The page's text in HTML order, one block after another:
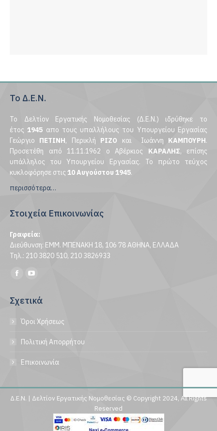
Το Δ.Ε.Ν.
Το Δελτίον Εργατικής Νομοθεσίας (Δ.Ε.Ν.) ιδρύθηκε το
έτος1945 απο τους υπαλλήλους του Υπουργείου Εργασίας
Γεώργιο ΠΕΤΙΝΗ, Περικλή ΡΙΖΟ και Ιωάννη ΚΑΜΠΟΥΡΗ.
Προσετέθη από 11.11.1962 ο Αβέρκιος ΚΑΡΑΛΗΣ, επίσης
υπάλληλος του Υπουργείου Εργασίας. Το πρώτο τεύχος
κυκλοφόρησε στις 10 Αυγούστου 1945.
περισσότερα…
Στοιχεία Επικοινωνίας
Γραφεία:
Διεύθυνση: ΕΜΜ. ΜΠΕΝΑΚΗ 18, 106 78 ΑΘΗΝΑ, ΕΛΛΑΔΑ
Τηλ.: 210 3820 510, 210 3826933
Find us on:
Facebook
opens
in
window
opens
window
Σχετικά
Όροι Χρήσεως
Πολιτική Απορρήτου
Επικοινωνία
Δ.Ε.Ν. | Δελτίον Εργατικής Νομοθεσίας © Copyright 2024, All Rights
Reserved